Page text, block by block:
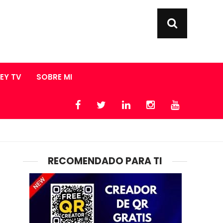
TV SOBRE MI
RECOMENDADO PARA TI